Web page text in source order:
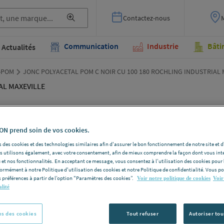
Contactez-nous
Actualités Communication Industrie
JONC POLYACETAL POM C NOIR CU 100 180 ROCHLING INDUSTRIAL
C
prend soin de vos cookies.
des cookies et des technologies similaires afin d'assurer le bon fonctionnement de notre site et
utilisons également, avec votre consentement, afin de mieux comprendre la façon dont vous
nos fonctionnalités. En acceptant ce message, vous consentez à l’utilisation des cookies pour
à notre Politique d'utilisation des cookies et notre Politique de confidentialité. Vous
à partir de l’option "Paramètres des cookies”.
Voir notre politique de cookies
Tout refuser Autoriser
des cookies